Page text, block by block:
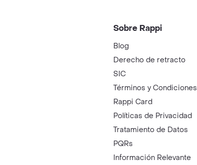
Sobre Rappi
Blog
Derecho de retracto
SIC
Términos y Condiciones
Rappi Card
Políticas de Privacidad
Tratamiento de Datos
PQRs
Información Relevante